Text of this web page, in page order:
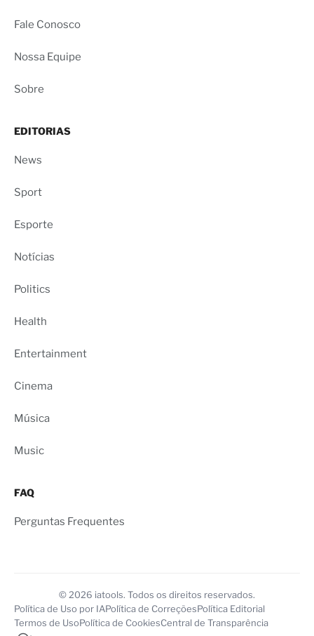
Fale Conosco
Nossa Equipe
Sobre
EDITORIAS
News
Sport
Esporte
Notícias
Politics
Health
Entertainment
Cinema
Música
Music
FAQ
Perguntas Frequentes
© 2026 iatools. Todos os direitos reservados.
Política de Uso por IAPolítica de CorreçõesPolítica Editorial
Termos de UsoPolítica de CookiesCentral de Transparência